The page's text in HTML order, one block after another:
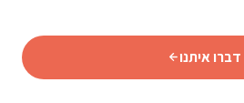
דברו איתנו